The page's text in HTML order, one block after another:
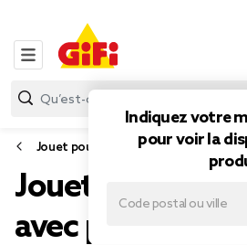
Indiquez votre
pour voir la
Jouet pour chat
Jouet pour chat
avec plume